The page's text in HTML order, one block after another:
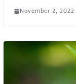
November 2, 2022